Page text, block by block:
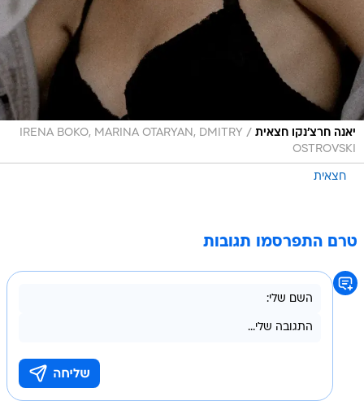
יאנה חרצ'נקו חצאית /
IRENA BOKO, MARINA OTARYAN, DMITRY
OSTROVSKI
חצאית
טרם התפרסמו תגובות